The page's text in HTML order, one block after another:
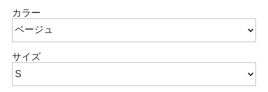
カラー
サイズ